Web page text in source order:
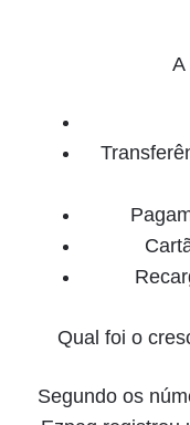
A
Qual foi o
Segundo os